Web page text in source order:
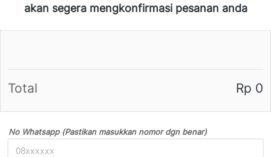
akan segera mengkonfirmasi pesanan anda
No Whatsapp (Pastikan masukkan nomor dgn benar)
Total Rp 0